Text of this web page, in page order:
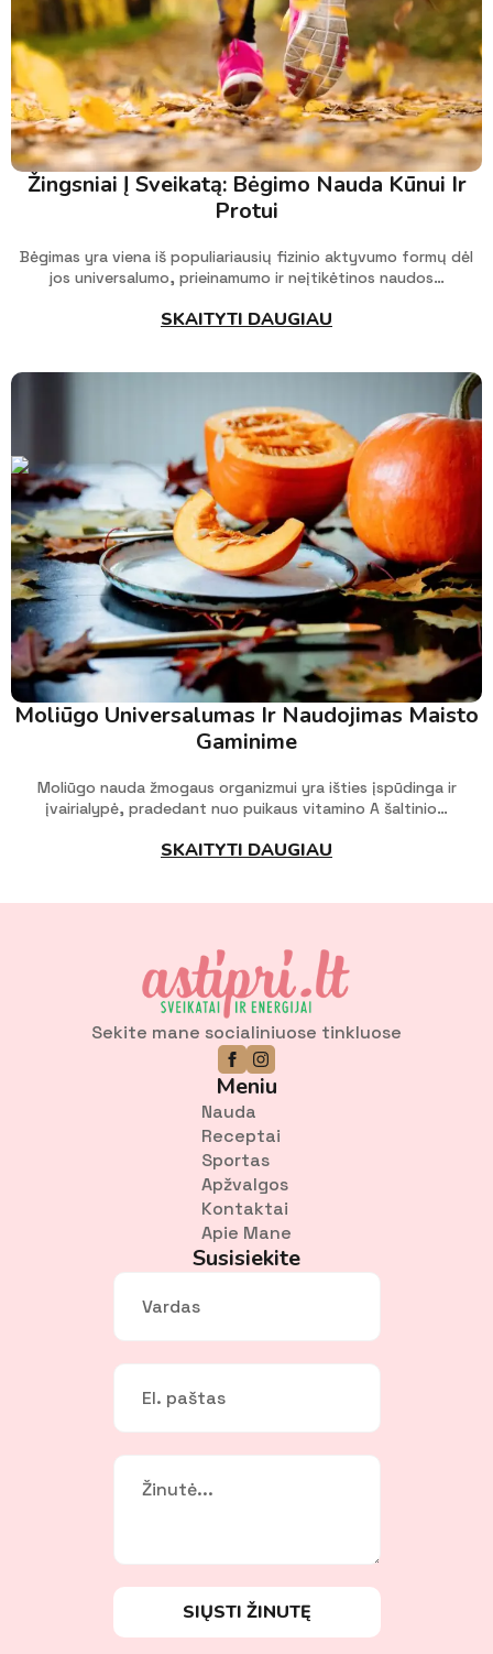
Žingsniai Į Sveikatą: Bėgimo Nauda Kūnui Ir
Protui
Bėgimas yra viena iš populiariausių fizinio aktyvumo formų dėl
jos universalumo, prieinamumo ir neįtikėtinos naudos…
SKAITYTI DAUGIAU
Moliūgo Universalumas Ir Naudojimas Maisto
Gaminime
Moliūgo nauda žmogaus organizmui yra išties įspūdinga ir
įvairialypė, pradedant nuo puikaus vitamino A šaltinio…
SKAITYTI DAUGIAU
Sekite mane socialiniuose tinkluose
Meniu
Nauda
Receptai
Sportas
Apžvalgos
Kontaktai
Apie Mane
Susisiekite
Vardas
El.
paštas
Žinutė
SIŲSTI ŽINUTĘ